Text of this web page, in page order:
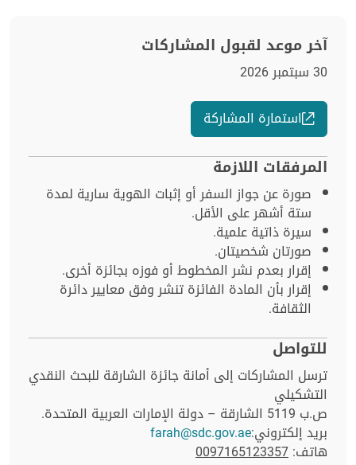
آخر موعد لقبول المشاركات
30 سبتمبر 2026
استمارة المشاركة
المرفقات اللازمة
صورة عن جواز السفر أو إثبات الهوية سارية لمدة
ستة أشهر على الأقل.
سيرة ذاتية علمية.
صورتان شخصيتان.
إقرار بعدم نشر المخطوط أو فوزه بجائزة أخرى.
إقرار بأن المادة الفائزة تنشر وفق معايير دائرة
الثقافة.
للتواصل
ترسل المشاركات إلى أمانة جائزة الشارقة للبحث النقدي
التشكيلي
ص.ب 5119 الشارقة – دولة الإمارات العربية المتحدة.
بريد إلكتروني:farah@sdc.gov.ae
هاتف:0097165123357